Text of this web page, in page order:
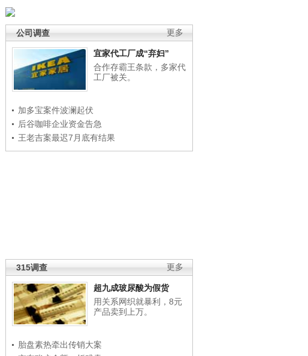
更多
公司调查
宜家代工厂成“弃妇”
合作存霸王条款，多家代
工厂被关。
加多宝案件波澜起伏
后谷咖啡企业资金告急
王老吉案最迟7月底有结果
更多
315调查
超九成玻尿酸为假货
用关系网织就暴利，8元
产品卖到上万。
胎盘素热牵出传销大案